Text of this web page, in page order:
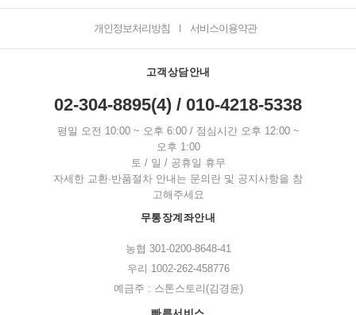
개인정보처리방침 서비스이용약관
고객상담안내
02-304-8895(4) / 010-4218-5338
평일 오전 10:00 ~ 오후 6:00 / 점심시간 오후 12:00 ~
오후 1:00
토 / 일 / 공휴일 휴무
자세한 교환·반품절차 안내는 문의란 및 공지사항을 참
고해주세요
무통장계좌안내
농협 301-0200-8648-41
우리 1002-262-458776
예금주 : 스톤스토리(김경윤)